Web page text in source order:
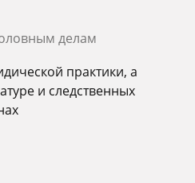
делам
практики, а
и следственных